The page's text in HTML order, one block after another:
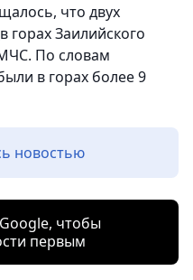
что двух
в горах Заилийского
По словам
в горах более 9
новостью
чтобы
первым